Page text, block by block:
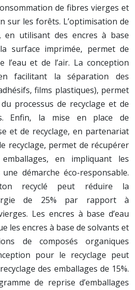
de fibres vierges et
sur les forêts. L’optimisation de
en utilisant des encres à base
surface imprimée, permet de
et de l’air. La conception
facilitant la séparation des
films plastiques), permet
du processus de recyclage et de
Enfin, la mise en place de
et de recyclage, en partenariat
recyclage, permet de récupérer
en impliquant les
démarche éco-responsable.
recyclé peut réduire la
de 25% par rapport à
Les encres à base d’eau
les encres à base de solvants et
de composés organiques
pour le recyclage peut
des emballages de 15%.
de reprise d’emballages